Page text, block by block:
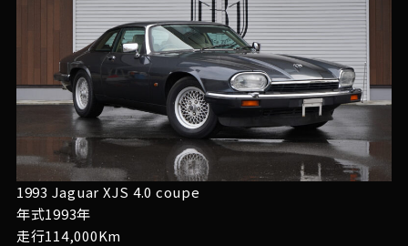
1993 Jaguar XJS 4.0 coupe
年式1993年
走行114,000Km